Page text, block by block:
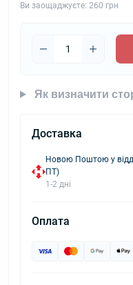
Ви заощаджуєте: 260 грн
Як визначити
Доставка
Новою Поштою у
ПТ)
1-2 дні
Оплата